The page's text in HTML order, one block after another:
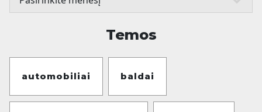
Temos
automobiliai baldai